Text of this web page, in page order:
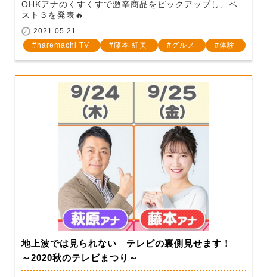
OHKアナのくすくすで激辛商品をピックアップし、ベ
スト３を発表🔥
2021.05.21
haremachi TV
藤本 紅美 グルメ 体験
地上波では見られない テレビの裏側見せます！
～2020秋のテレビまつり～